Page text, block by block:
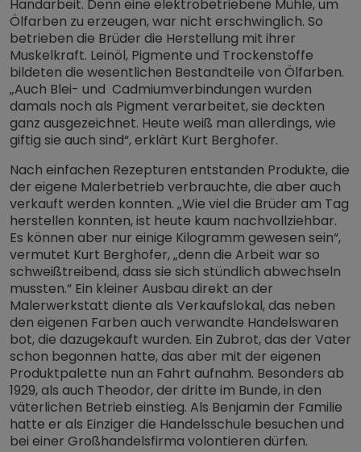
Handarbeit. Denn eine elektrobetriebene Mühle, um
Ölfarben zu erzeugen, war nicht erschwinglich. So
betrieben die Brüder die Herstellung mit ihrer
Muskelkraft. Leinöl, Pigmente und Trockenstoffe
bildeten die wesentlichen Bestandteile von Ölfarben.
„Auch Blei- und Cadmiumverbindungen wurden
damals noch als Pigment verarbeitet, sie deckten
ganz ausgezeichnet. Heute weiß man allerdings, wie
giftig sie auch sind“, erklärt Kurt Berghofer.
Nach einfachen Rezepturen entstanden Produkte, die
der eigene Malerbetrieb verbrauchte, die aber auch
verkauft werden konnten. „Wie viel die Brüder am Tag
herstellen konnten, ist heute kaum nachvollziehbar.
Es können aber nur einige Kilogramm gewesen sein“,
vermutet Kurt Berghofer, „denn die Arbeit war so
schweißtreibend, dass sie sich stündlich abwechseln
mussten.“ Ein kleiner Ausbau direkt an der
Malerwerkstatt diente als Verkaufslokal, das neben
den eigenen Farben auch verwandte Handelswaren
bot, die dazugekauft wurden. Ein Zubrot, das der Vater
schon begonnen hatte, das aber mit der eigenen
Produktpalette nun an Fahrt aufnahm. Besonders ab
1929, als auch Theodor, der dritte im Bunde, in den
väterlichen Betrieb einstieg. Als Benjamin der Familie
hatte er als Einziger die Handelsschule besuchen und
bei einer Großhandelsfirma volontieren dürfen.